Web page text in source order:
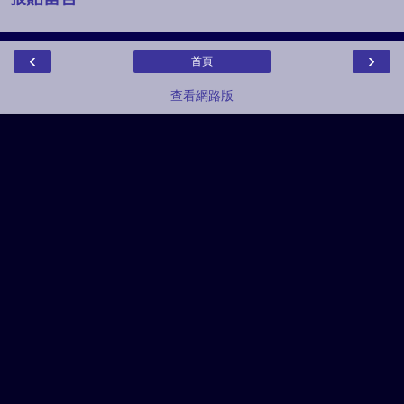
‹ ›
首頁
查看網路版